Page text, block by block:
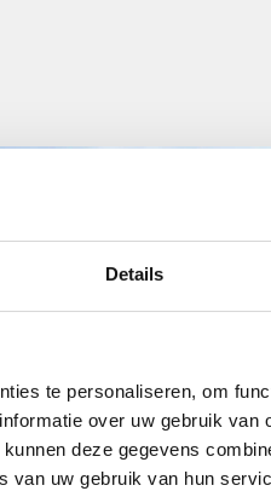
Details
te personaliseren, om
over uw gebruik
deze gegevens
van uw gebruik van hun